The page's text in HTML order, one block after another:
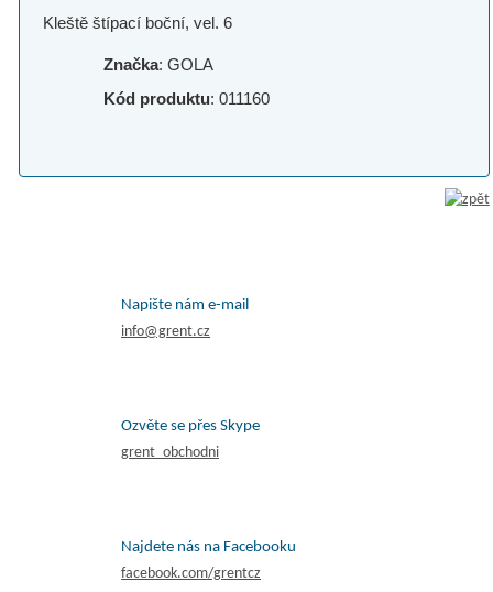
Kleště štípací boční, vel. 6
Značka: GOLA
Kód produktu: 011160
Napište nám e-mail
info@grent.cz
Ozvěte se přes Skype
grent_obchodni
Najdete nás na Facebooku
facebook.com/grentcz